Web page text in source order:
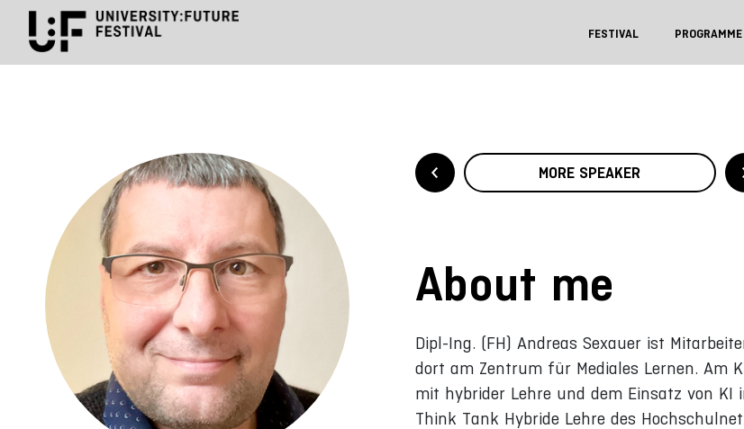
FESTIVAL PROGRAMME
MORE SPEAKER
About me
Dipl-Ing. (FH) Andreas Sexauer ist
dort am Zentrum für Mediales Lernen. Am
mit hybrider Lehre und dem Einsatz von
Think Tank Hybride Lehre des